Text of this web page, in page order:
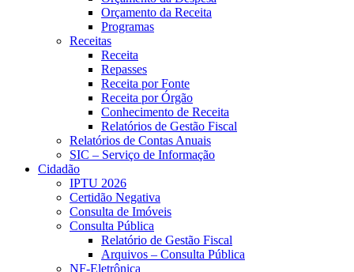
Orçamento da Receita
Programas
Receitas
Receita
Repasses
Receita por Fonte
Receita por Órgão
Conhecimento de Receita
Relatórios de Gestão Fiscal
Relatórios de Contas Anuais
SIC – Serviço de Informação
Cidadão
IPTU 2026
Certidão Negativa
Consulta de Imóveis
Consulta Pública
Relatório de Gestão Fiscal
Arquivos – Consulta Pública
NF-Eletrônica